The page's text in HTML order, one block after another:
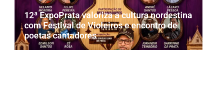
12ª ExpoPrata valoriza a cultura nordestina
com Festival de Violeiros e encontro de
poetas cantadores